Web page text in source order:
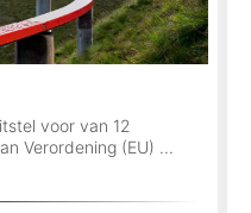
voor van 12
Verordening (EU) ...